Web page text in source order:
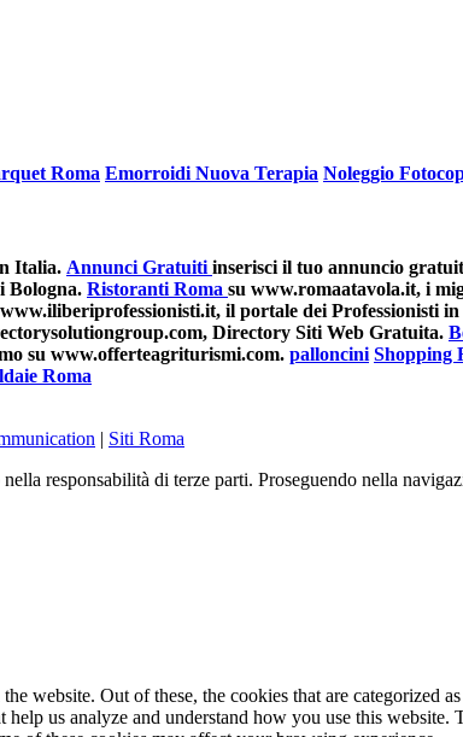
Roma Emorroidi Nuova Terapia Noleggio
Italia. Annunci Gratuiti inserisci il tuo annuncio
Bologna. Ristoranti Roma su www.romaatavola.it, i
il portale dei Professionisti
Directory Siti Web Gratuita.
su www.offerteagriturismi.com. palloncini Shopping
Roma
| Siti Roma
responsabilità di terze parti. Proseguendo nella
website. Out of these, the cookies that are categorized
us analyze and understand how you use this